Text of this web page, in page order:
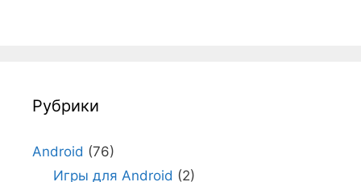
Рубрики
Android (76)
Игры для Android (2)